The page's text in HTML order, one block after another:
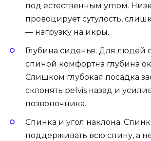
под естественным углом.
провоцирует сутулость,
— нагрузку на икры.
Глубина сиденья. Для людей
спиной комфортна глубина
Слишком глубокая посадка
склонять pelvis назад и
позвоночника.
Спинка и угол наклона.
поддерживать всю спину, а